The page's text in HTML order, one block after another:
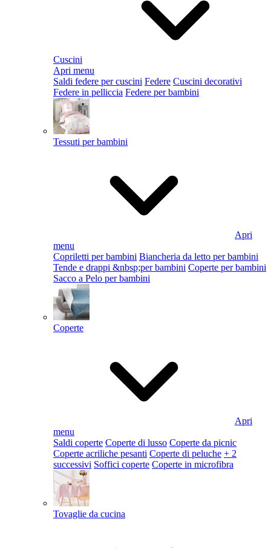
Cuscini
Apri menu
Saldi federe per cuscini Federe Cuscini decorativi
Federe in pelliccia Federe per bambini
Tessuti per bambini
Apri
menu
Copriletti per bambini Biancheria da letto per bambini
Tende e drappi &nbsp;per bambini Coperte per bambini
Sacco a Pelo per bambini
Coperte
Apri
menu
Saldi coperte Coperte di lusso Coperte da picnic
Coperte acriliche pesanti Coperte di peluche + 2
successivi Soffici coperte Coperte in microfibra
Tovaglie da cucina